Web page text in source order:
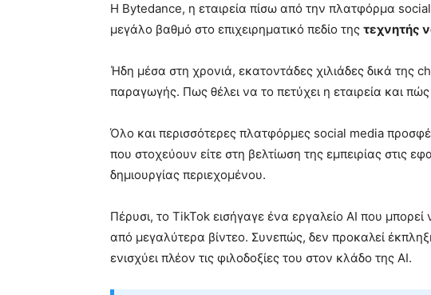
Η Bytedance, η εταιρεία πίσω από την πλατφόρμα
μεγάλο βαθμό στο επιχειρηματικό πεδίο της τεχνητής
Ήδη μέσα στη χρονιά, εκατοντάδες χιλιάδες δικά της
παραγωγής. Πως θέλει να το πετύχει η εταιρεία και
Όλο και περισσότερες πλατφόρμες social media
που στοχεύουν είτε στη βελτίωση της εμπειρίας στις
δημιουργίας περιεχομένου.
Πέρυσι, το TikTok εισήγαγε ένα εργαλείο AI που
από μεγαλύτερα βίντεο. Συνεπώς, δεν προκαλεί
ενισχύει πλέον τις φιλοδοξίες του στον κλάδο της AI.